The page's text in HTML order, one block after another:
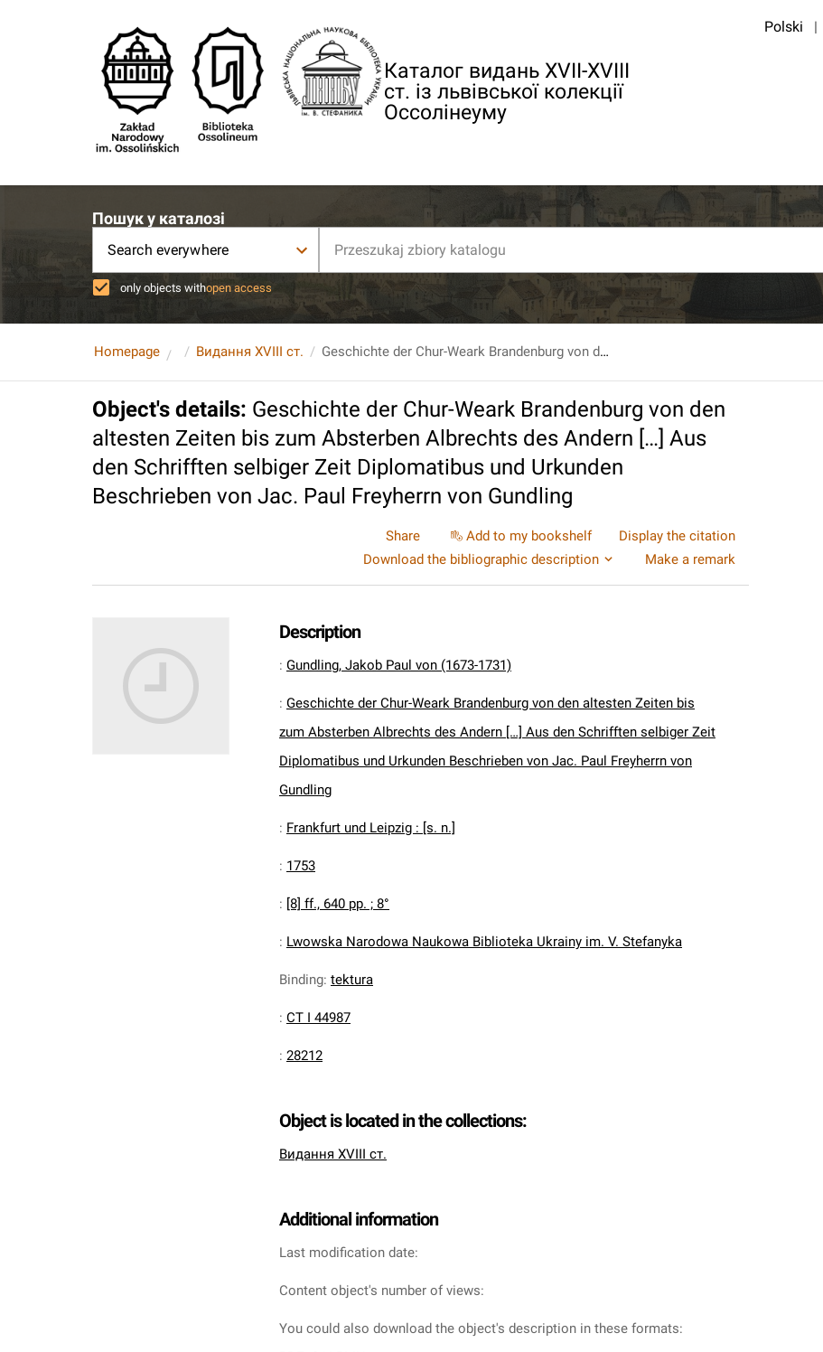
Каталог видань XVII-XVIII
ст. із львівської колекції
Оссолінеуму
Polski |
Пошук у каталозі
Search everywhere
only objects withopen access
Homepage Видання XVIII ст. Geschichte der Chur-Weark Brandenburg von den altesten Zeiten bis zum Absterben Albrechts des Andern […] Aus den Schrifften selbiger Zeit Diplomatibus und Urkunden Beschrieben von Jac. Paul Freyherrn von Gundling
Object's details: Geschichte der Chur-Weark Brandenburg von den
altesten Zeiten bis zum Absterben Albrechts des Andern […] Aus
den Schrifften selbiger Zeit Diplomatibus und Urkunden
Beschrieben von Jac. Paul Freyherrn von Gundling
Share Add to my bookshelf
Display the citation
Download the bibliographic description
Make a remark
Description
: Gundling, Jakob Paul von (1673-1731)
: Geschichte der Chur-Weark Brandenburg von den altesten Zeiten bis
zum Absterben Albrechts des Andern […] Aus den Schrifften selbiger Zeit
Diplomatibus und Urkunden Beschrieben von Jac. Paul Freyherrn von
Gundling
: Frankfurt und Leipzig : [s. n.]
: 1753
: [8] ff., 640 pp. ; 8°
: Lwowska Narodowa Naukowa Biblioteka Ukrainy im. V. Stefanyka
Binding: tektura
: CT I 44987
: 28212
Object is located in the collections:
Видання XVIII ст.
Additional information
Last modification date:
Content object's number of views:
You could also download the object's description in these formats: